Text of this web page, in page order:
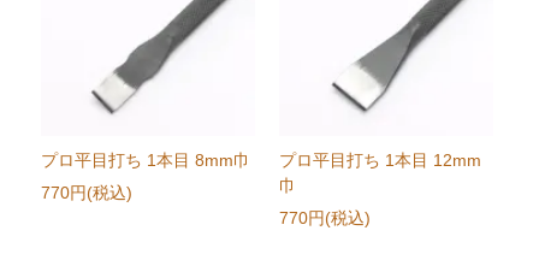
プロ平目打ち 1本目 8mm巾
770円(税込)
プロ平目打ち 1本目 12mm
巾
770円(税込)